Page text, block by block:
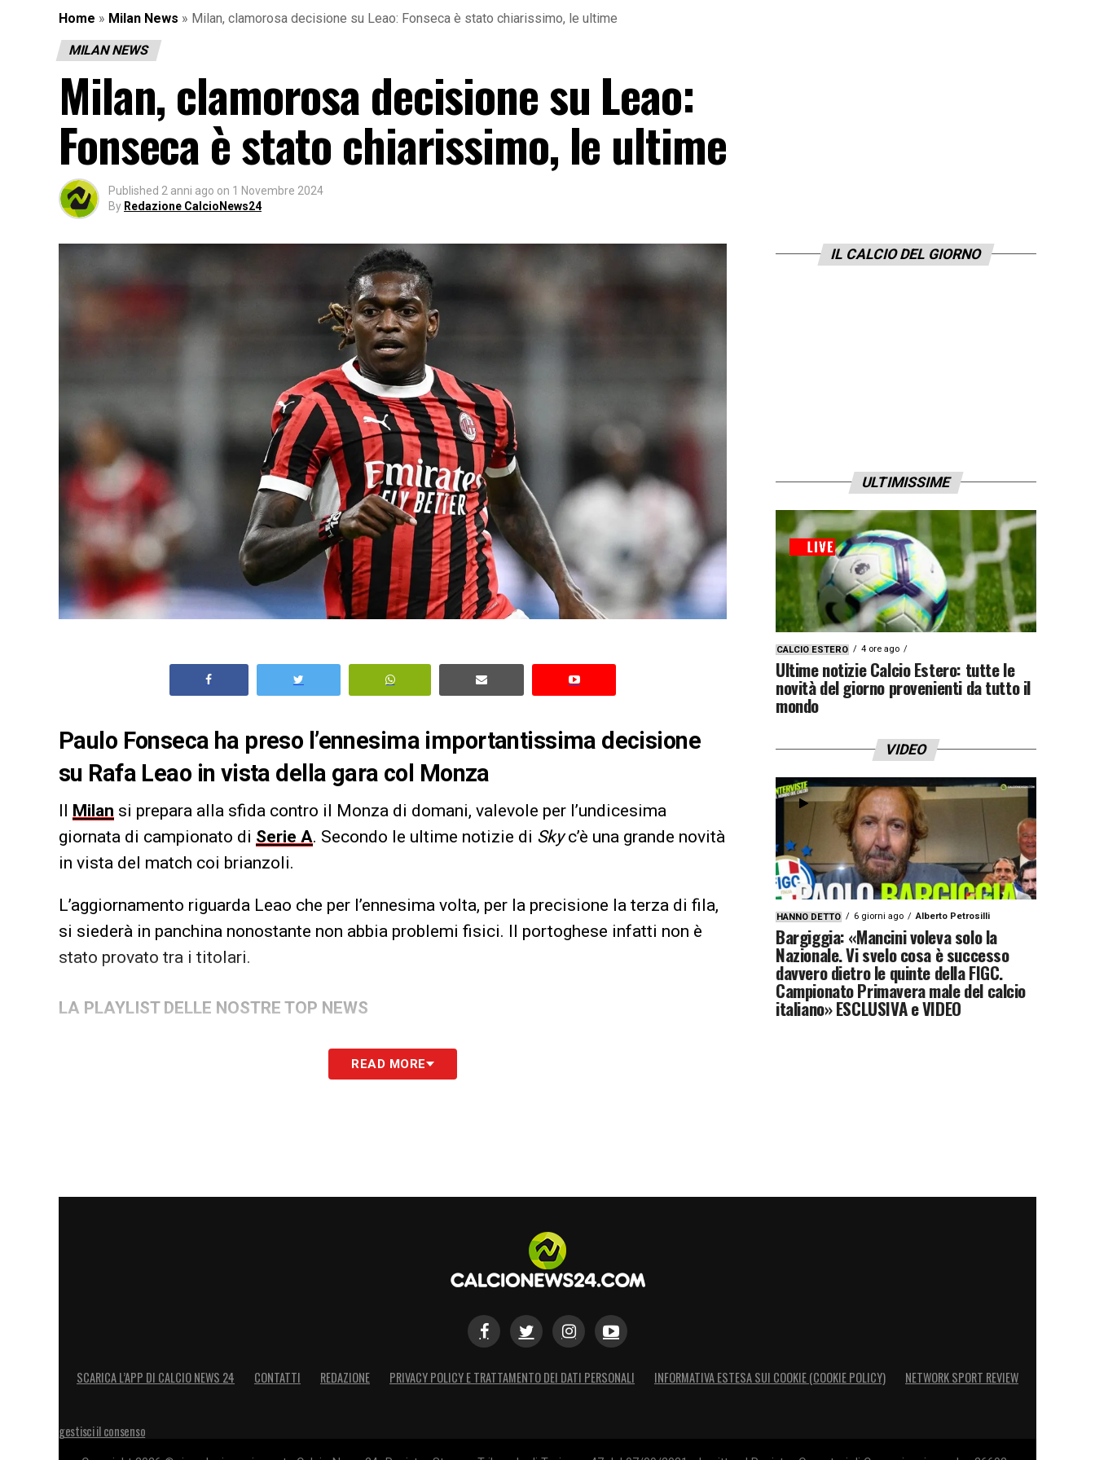
Home » Milan News » Milan, clamorosa decisione su Leao: Fonseca è stato chiarissimo, le ultime
MILAN NEWS
Milan, clamorosa decisione su Leao:
Fonseca è stato chiarissimo, le ultime
Published 2 anni ago on 1 Novembre 2024
By Redazione CalcioNews24
Paulo Fonseca ha preso l’ennesima importantissima decisione
su Rafa Leao in vista della gara col Monza
Il Milan si prepara alla sfida contro il Monza di domani, valevole per l’undicesima
giornata di campionato di Serie A. Secondo le ultime notizie di Skyc’è una grande novità
in vista del match coi brianzoli.
L’aggiornamento riguarda Leao che per l’ennesima volta, per la precisione la terza di fila,
si siederà in panchina nonostante non abbia problemi fisici. Il portoghese infatti non è
stato provato tra i titolari.
LA PLAYLIST DELLE NOSTRE TOP NEWS
READ MORE
IL CALCIO DEL GIORNO
ULTIMISSIME
CALCIO ESTERO 4 ore ago
Ultime notizie Calcio Estero: tutte le
novità del giorno provenienti da tutto il
mondo
VIDEO
HANNO DETTO 6 giorni ago Alberto Petrosilli
Bargiggia: «Mancini voleva solo la
Nazionale. Vi svelo cosa è successo
davvero dietro le quinte della FIGC.
Campionato Primavera male del calcio
italiano» ESCLUSIVA e VIDEO
SCARICA L’APP DI CALCIO NEWS 24 CONTATTI REDAZIONE PRIVACY POLICY E TRATTAMENTO DEI DATI PERSONALI INFORMATIVA ESTESA SUI COOKIE (COOKIE POLICY) NETWORK SPORT REVIEW
gestisci il consenso